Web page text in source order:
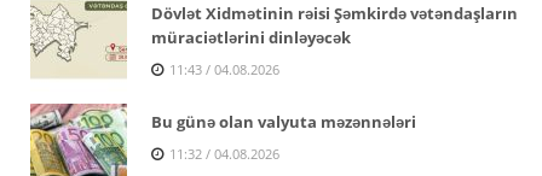
Dövlət Xidmətinin rəisi Şəmkirdə vətəndaşların
müraciətlərini dinləyəcək
11:43 / 04.08.2026
Bu günə olan valyuta məzənnələri
11:32 / 04.08.2026